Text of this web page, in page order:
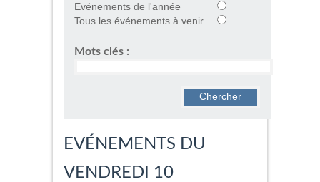
Evénements de l'année
Tous les événements à venir
Mots clés :
EVÉNEMENTS DU
VENDREDI 10